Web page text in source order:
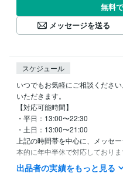
無料
メッセージを送る
スケジュール
いつでもお気軽にご相談くださ
いただきます。
【対応可能時間】
・平日：13:00〜22:30
・土日：13:00〜21:00
上記の時間帯を中心に、メッセ
本的に年中半休で対応しており
い。
【返信について】
出品者の実績をもっと見る